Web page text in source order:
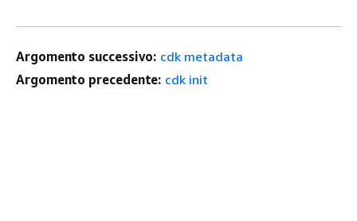
Argomento successivo: cdk metadata
Argomento precedente: cdk init